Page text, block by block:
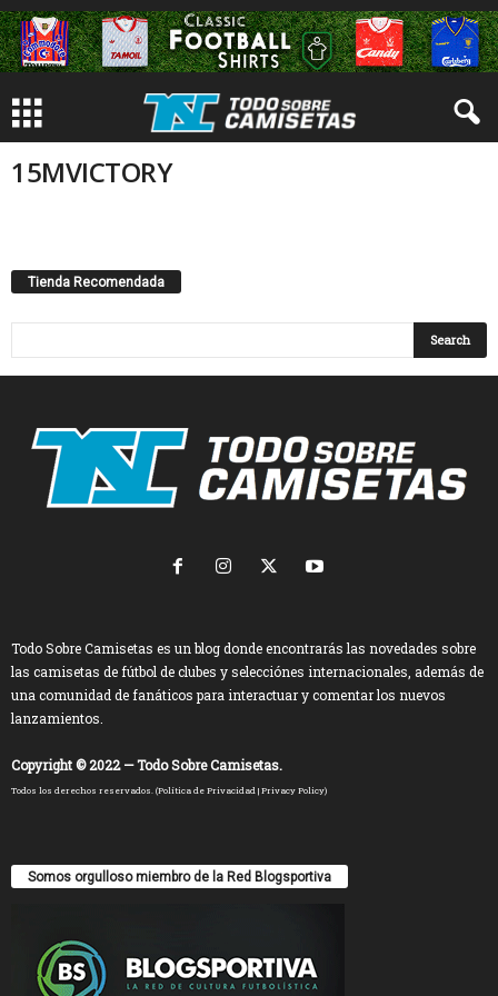
15MVICTORY
Tienda Recomendada
Todo Sobre Camisetas es un blog donde encontrarás las novedades sobre
las camisetas de fútbol de clubes y selecciónes internacionales, además de
una comunidad de fanáticos para interactuar y comentar los nuevos
lanzamientos.
Copyright © 2022 — Todo Sobre Camisetas.
Todos los derechos reservados. (Política de Privacidad | Privacy Policy)
Somos orgulloso miembro de la Red Blogsportiva